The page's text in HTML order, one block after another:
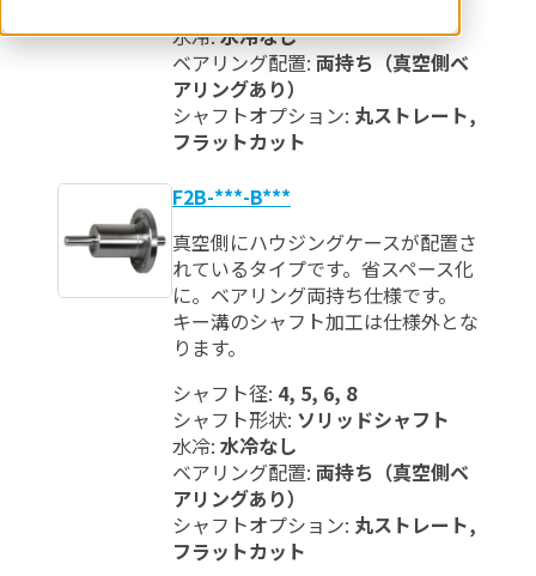
水冷:水冷なし
ベアリング配置: 両持ち（真空側ベ
アリングあり）
シャフトオプション: 丸ストレート,
フラットカット
F2B-***-B***
真空側にハウジングケースが配置さ
れているタイプです。省スペース化
に。ベアリング両持ち仕様です。
キー溝のシャフト加工は仕様外とな
ります。
シャフト径: 4, 5, 6, 8
シャフト形状: ソリッドシャフト
水冷: 水冷なし
ベアリング配置: 両持ち（真空側ベ
アリングあり）
シャフトオプション: 丸ストレート,
フラットカット